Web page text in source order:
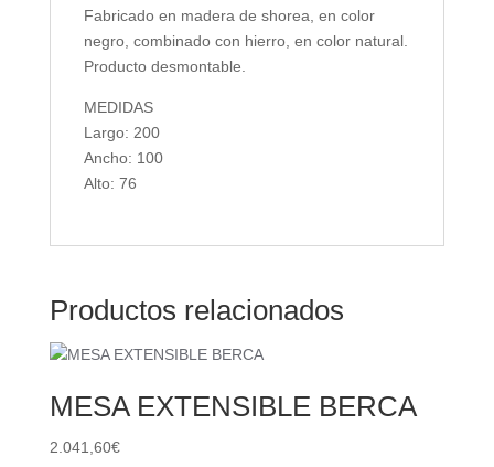
Fabricado en madera de shorea, en color
negro, combinado con hierro, en color natural.
Producto desmontable.
MEDIDAS
Largo: 200
Ancho: 100
Alto: 76
Productos relacionados
MESA EXTENSIBLE BERCA
2.041,60€